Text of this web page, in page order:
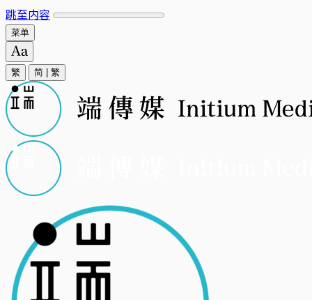
跳至内容
菜单
繁 简 繁